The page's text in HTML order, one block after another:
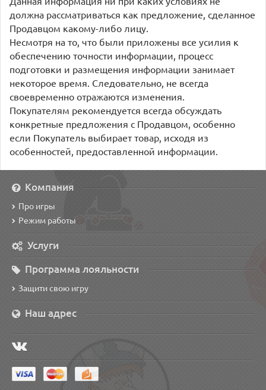
должна рассматриваться как предложение, сделанное
Продавцом какому-либо лицу.
Несмотря на то, что были приложены все усилия к
обеспечению точности информации, процесс
подготовки и размещения информации занимает
некоторое время. Следовательно, не всегда
своевременно отражаются изменения.
Покупателям рекомендуется всегда обсуждать
конкретные предложения с Продавцом, особенно
если Покупатель выбирает товар, исходя из
особенностей, предоставленной информации.
Компания
Про игры
Режим работы
Услуги
Программа лояльности
Защити свою игру
Наш адрес